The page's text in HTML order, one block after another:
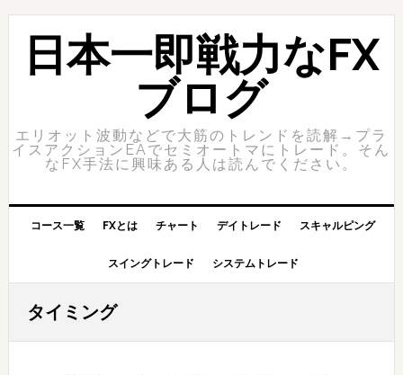
Skip
primary
navigation
Skip
content日本一即戦力なFX
ブログ
エリオット波動などで大筋のトレンドを読解→プラ
イスアクションEAでセミオートマにトレード。そん
なFX手法に興味ある人は読んでください。
コース一覧 FXとは チャート デイトレード スキャルピング
スイングトレード システムトレード
タイミング